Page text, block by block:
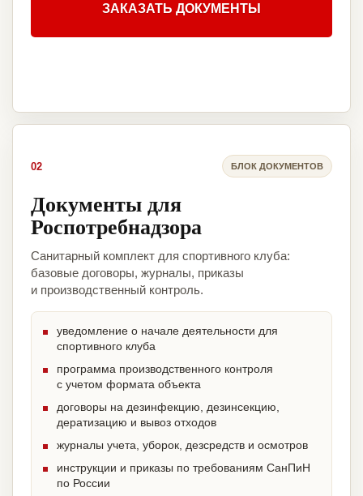
ЗАКАЗАТЬ ДОКУМЕНТЫ
02 БЛОК ДОКУМЕНТОВ
Документы для
Роспотребнадзора
Санитарный комплект для спортивного клуба:
базовые договоры, журналы, приказы
и производственный контроль.
уведомление о начале деятельности для
спортивного клуба
программа производственного контроля
с учетом формата объекта
договоры на дезинфекцию, дезинсекцию,
дератизацию и вывоз отходов
журналы учета, уборок, дезсредств и осмотров
инструкции и приказы по требованиям СанПиН
по России